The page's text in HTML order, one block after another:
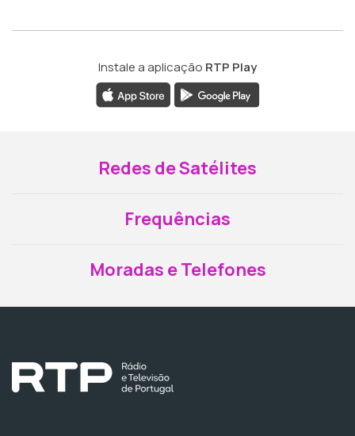
Instale a aplicação RTP Play
Redes de Satélites
Frequências
Moradas e Telefones